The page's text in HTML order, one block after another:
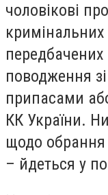
чоловікові
поводження
припасами
КК України.
щодо обрання
– йдеться у